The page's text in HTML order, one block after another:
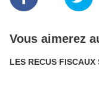
Vous aimerez
LES RECUS